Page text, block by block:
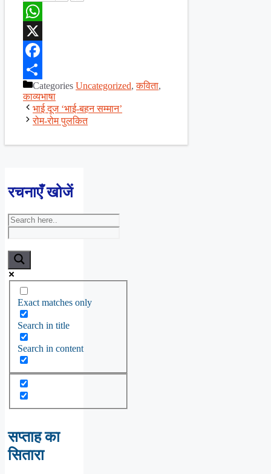
WhatsApp
X
Facebook
ShareCategories Uncategorized,कविता,
काव्यभाषा
भाई दूज ‘भाई-बहन सम्मान’
रोम-रोम पुलकित
रचनाएँ खोजें
Exact matches only
Search in title
Search in content
सप्ताह का
सितारा